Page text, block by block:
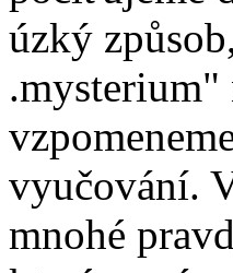
úzký
.mysterium"
vyučování.
mnohé